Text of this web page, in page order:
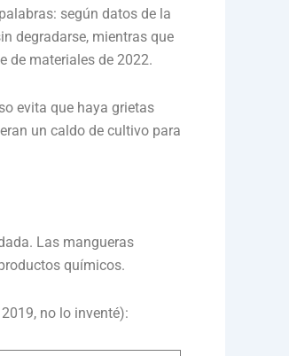
según datos de la
degradarse, mientras que
de materiales de 2022.
evita que haya grietas
un caldo de cultivo para
Las mangueras
químicos.
no lo inventé):